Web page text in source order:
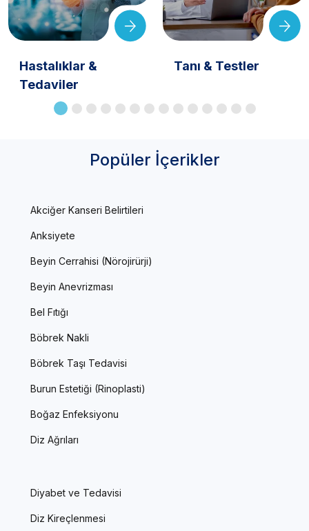
Hastalıklar &
Tedaviler
Tanı & Testler
Popüler İçerikler
Akciğer Kanseri Belirtileri
Anksiyete
Beyin Cerrahisi (Nörojirürji)
Beyin Anevrizması
Bel Fıtığı
Böbrek Nakli
Böbrek Taşı Tedavisi
Burun Estetiği (Rinoplasti)
Boğaz Enfeksiyonu
Diz Ağrıları
Diyabet ve Tedavisi
Diz Kireçlenmesi